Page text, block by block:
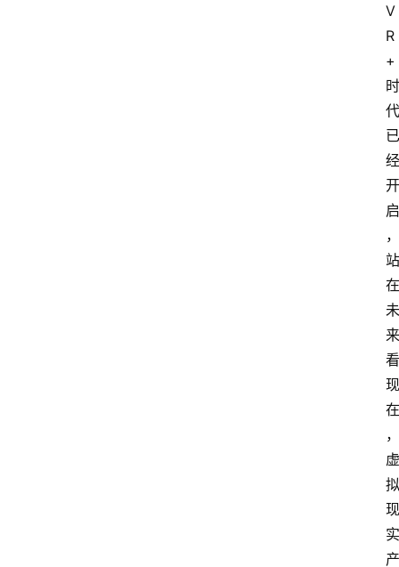
V
R
+
时
代
已
经
开
启
，
站
在
未
来
看
现
在
，
虚
拟
现
实
产